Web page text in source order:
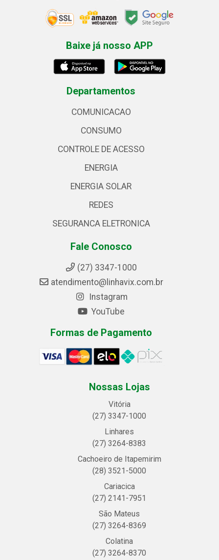
Baixe já nosso APP
Departamentos
COMUNICACAO
CONSUMO
CONTROLE DE ACESSO
ENERGIA
ENERGIA SOLAR
REDES
SEGURANCA ELETRONICA
Fale Conosco
(27) 3347-1000
atendimento@linhavix.com.br
Instagram
YouTube
Formas de Pagamento
Nossas Lojas
Vitória
(27) 3347-1000
Linhares
(27) 3264-8383
Cachoeiro de Itapemirim
(28) 3521-5000
Cariacica
(27) 2141-7951
São Mateus
(27) 3264-8369
Colatina
(27) 3264-8370